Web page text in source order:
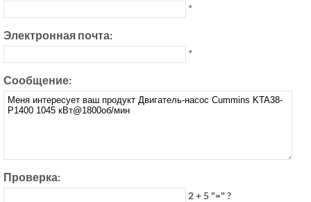
*
Электронная почта:
*
Сообщение:
Проверка:
2 + 5 "=" ?